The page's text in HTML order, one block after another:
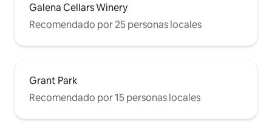
Galena Cellars Winery
Recomendado por 25 personas locales
Grant Park
Recomendado por 15 personas locales